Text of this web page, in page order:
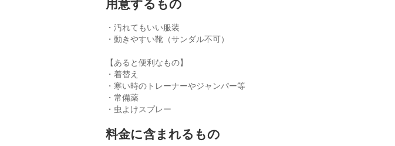
用意するもの
・汚れてもいい服装
・動きやすい靴（サンダル不可）
【あると便利なもの】
・着替え
・寒い時のトレーナーやジャンパー等
・常備薬
・虫よけスプレー
料金に含まれるもの